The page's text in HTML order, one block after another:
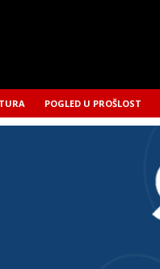
POGLED U PROŠLOST